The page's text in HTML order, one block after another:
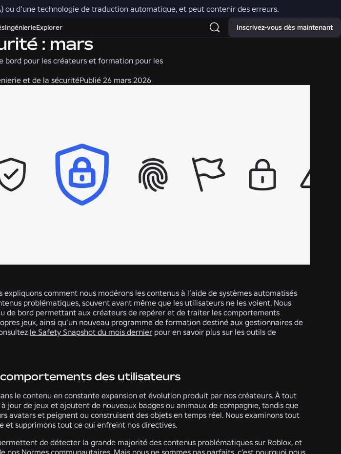
d'une technologie de traduction automatique, et peut contenir des erreurs.
IngénierieExplorer Inscrivez-vous dès maintenant
: mars
bord pour les créateurs et formation pour les
et de la sécuritéPublié 26 mars 2026
expliquons comment nous modérons les contenus à l’aide de systèmes automatisés
problématiques, souvent avant même que les utilisateurs ne les voient. Nous
de bord permettant aux créateurs de repérer et de traiter les comportements
jeux, ainsi qu’un nouveau programme de formation destiné aux gestionnaires de
le Safety Snapshot du mois dernier pour en savoir plus sur les outils de
des utilisateurs
le contenu en constante expansion et évolution produit par nos créateurs. À tout
jour de jeux et ajoutent de nouveaux badges ou animaux de compagnie, tandis que
avatars et peignent ou construisent des objets en temps réel. Nous examinons tout
et supprimons tout ce qui enfreint nos directives.
de détecter la grande majorité des contenus problématiques sur Roblox, et